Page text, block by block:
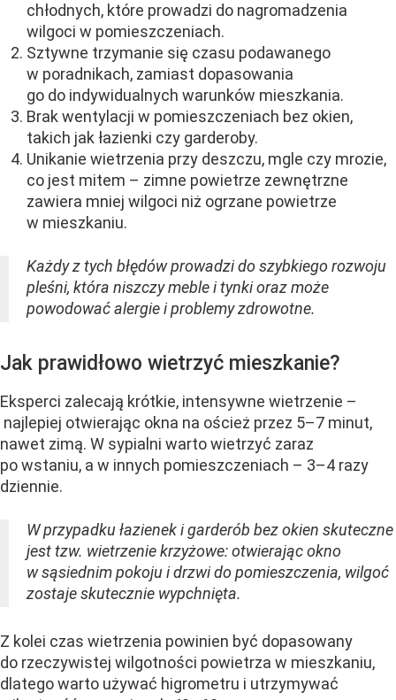
chłodnych, które prowadzi do nagromadzenia
wilgoci w pomieszczeniach.
Sztywne trzymanie się czasu podawanego
w poradnikach, zamiast dopasowania
go do indywidualnych warunków mieszkania.
Brak wentylacji w pomieszczeniach bez okien,
takich jak łazienki czy garderoby.
Unikanie wietrzenia przy deszczu, mgle czy mrozie,
co jest mitem – zimne powietrze zewnętrzne
zawiera mniej wilgoci niż ogrzane powietrze
w mieszkaniu.
Każdy z tych błędów prowadzi do szybkiego rozwoju
pleśni, która niszczy meble i tynki oraz może
powodować alergie i problemy zdrowotne.
Jak prawidłowo wietrzyć mieszkanie?
Eksperci zalecają krótkie, intensywne wietrzenie –
najlepiej otwierając okna na oścież przez 5–7 minut,
nawet zimą. W sypialni warto wietrzyć zaraz
po wstaniu, a w innych pomieszczeniach – 3–4 razy
dziennie.
W przypadku łazienek i garderób bez okien skuteczne
jest tzw. wietrzenie krzyżowe: otwierając okno
w sąsiednim pokoju i drzwi do pomieszczenia, wilgoć
zostaje skutecznie wypchnięta.
Z kolei czas wietrzenia powinien być dopasowany
do rzeczywistej wilgotności powietrza w mieszkaniu,
dlatego warto używać higrometru i utrzymywać